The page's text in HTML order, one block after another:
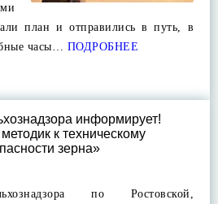
план и отправились в путь, в
часы… ПОДРОБНЕЕ
информирует!
к техническому
зерна»
по Ростовской,